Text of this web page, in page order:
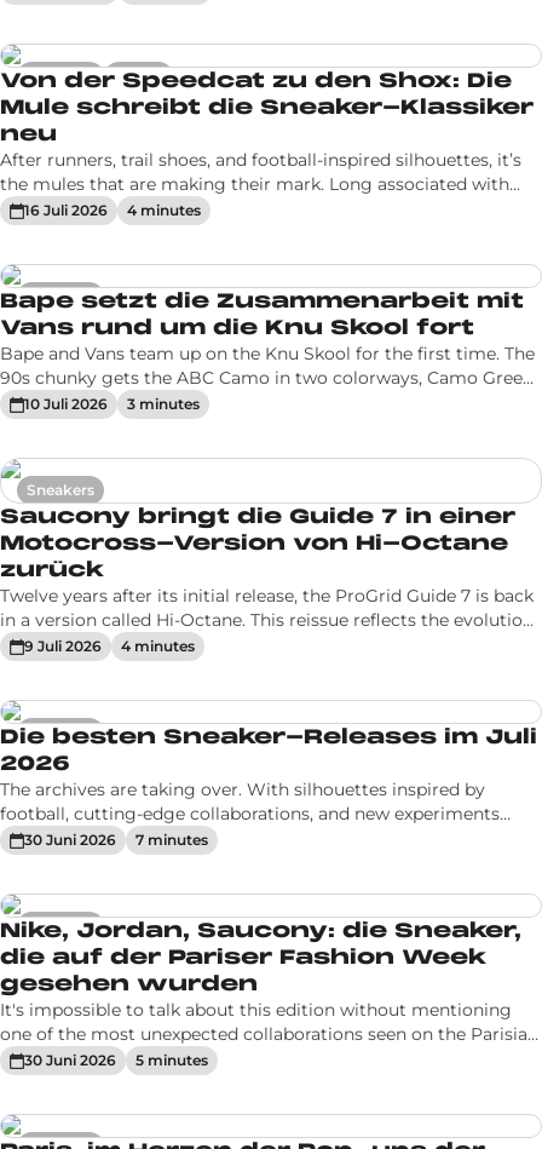
Japanese house, it’s a model launched over twenty years ago
Sneakers Trends
Von der Speedcat zu den Shox: Die
Mule schreibt die Sneaker-Klassiker
neu
After runners, trail shoes, and football-inspired silhouettes, it’s
the mules that are making their mark. Long associated with
simple indoor shoes or utilitarian models, the mule is now
asserting itself. By removing the heel counter, brands are not
16 Juli 2026 4 minutes
Sneakers
Bape setzt die Zusammenarbeit mit
Vans rund um die Knu Skool fort
Bape and Vans team up on the Knu Skool for the first time. The
90s chunky gets the ABC Camo in two colorways, Camo Green
and Camo Black, with STA star, shark teeth and a checkerboard
sole. Out July 15.
10 Juli 2026 3 minutes
Sneakers
Saucony bringt die Guide 7 in einer
Motocross-Version von Hi-Octane
zurück
Twelve years after its initial release, the ProGrid Guide 7 is back
in a version called Hi-Octane. This reissue reflects the evolution
of how we view technical running shoes from the 2000s and
2010s
9 Juli 2026 4 minutes
Sneakers
Die besten Sneaker-Releases im Juli
2026
The archives are taking over. With silhouettes inspired by
football, cutting-edge collaborations, and new experiments
around hybrid models, brands continue to unveil their summer
lineup. Air Jordan 5 Retro Black University Blue Whether
30 Juni 2026 7 minutes
Sneakers
Nike, Jordan, Saucony: die Sneaker,
die auf der Pariser Fashion Week
gesehen wurden
It's impossible to talk about this edition without mentioning
one of the most unexpected collaborations seen on the Parisian
runways. After several weeks of teasing, Mowalola took to the
capital's catwalk to showcase, for the first time
30 Juni 2026 5 minutes